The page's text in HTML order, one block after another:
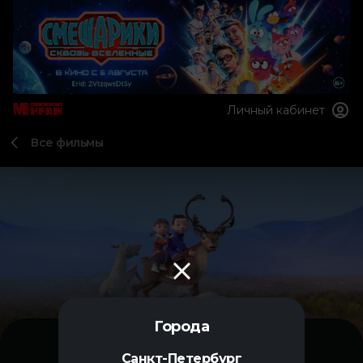
Города
Санкт-Петербург
Личный кабинет
Все фильмы